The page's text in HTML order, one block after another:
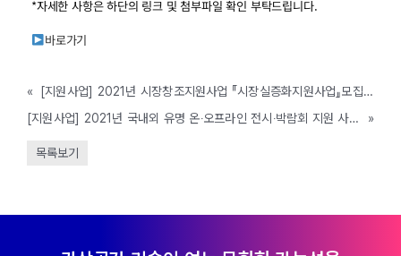
*자세한 사항은 하단의 링크 및 첨부파일 확인 부탁드립니다.
바로가기
«
[지원사업] 2021년 시장창조지원사업 『시장실증화지원사업』모집 공고 (기업성장주기별 3-UP 지원사업)(~3월29일까지, 대전)
[지원사업] 2021년 국내외 유명 온‧오프라인 전시‧박람회 지원 사업 안내(울산시, ~예산소진시까지)
»
목록보기